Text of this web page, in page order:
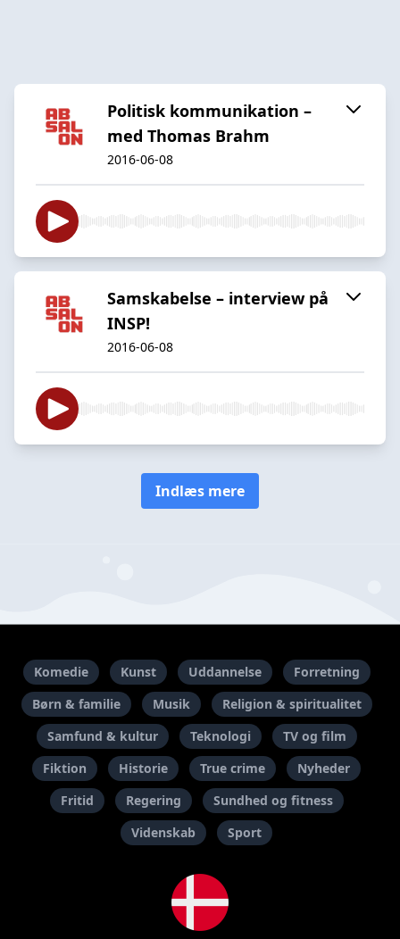
Politisk kommunikation –
med Thomas Brahm
2016-06-08
Samskabelse – interview på
INSP!
2016-06-08
Indlæs mere
Komedie Kunst Uddannelse
Forretning
Børn & familie
Musik
Religion & spiritualitet
Samfund & kultur
Teknologi
TV og film
Fiktion
Historie True crime
Nyheder
Fritid
Regering
Sundhed og fitness
Videnskab
Sport